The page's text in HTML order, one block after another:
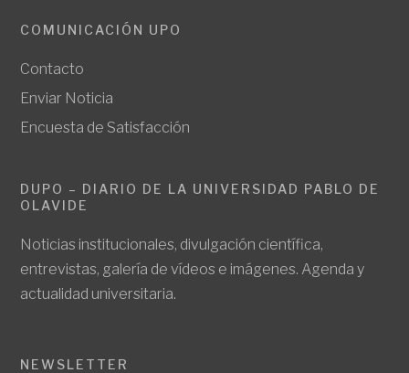
COMUNICACIÓN UPO
Contacto
Enviar Noticia
Encuesta de Satisfacción
DUPO – DIARIO DE LA UNIVERSIDAD PABLO DE
OLAVIDE
Noticias institucionales, divulgación científica,
entrevistas, galería de vídeos e imágenes. Agenda y
actualidad universitaria.
NEWSLETTER